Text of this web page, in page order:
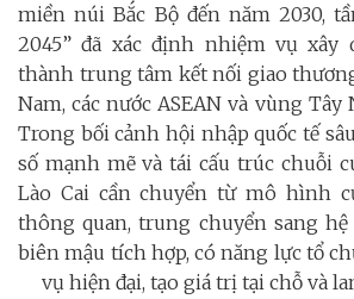
miền núi Bắc Bộ đến năm 2030,
2045” đã xác định nhiệm vụ xây
thành trung tâm kết nối giao
Nam, các nước ASEAN và vùng Tây
Trong bối cảnh hội nhập quốc tế
số mạnh mẽ và tái cấu trúc chuỗi
Lào Cai cần chuyển từ mô hình
thông quan, trung chuyển sang
biên mậu tích hợp, có năng lực tổ
vụ hiện đại, tạo giá trị tại chỗ và